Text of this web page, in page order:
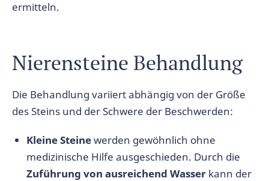
ermitteln.
Nierensteine Behandlung
Die Behandlung variiert abhängig von der Größe
des Steins und der Schwere der Beschwerden:
Kleine Steinewerden gewöhnlich ohne
medizinische Hilfe ausgeschieden. Durch die
Zuführung von ausreichend Wasser kann der